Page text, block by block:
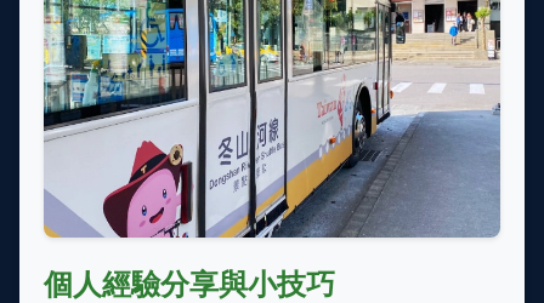
個人經驗分享與小技巧